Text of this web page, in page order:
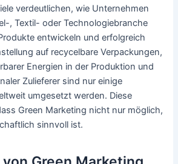
verdeutlichen, wie Unternehmen
, Textil- oder Technologiebranche
entwickeln und erfolgreich
auf recycelbare Verpackungen,
Energien in der Produktion und
Zulieferer sind nur einige
umgesetzt werden. Diese
Green Marketing nicht nur möglich,
sinnvoll ist.